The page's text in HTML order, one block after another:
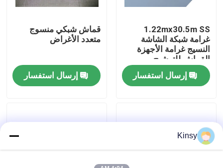
جولة في المصنع
مراقبة الجودة
اتصل بنا
القضايا
شاشة شبكة الأسلاك المنسوجة
1.22mx30.5m SS
غرامة شبكة الشاشة
النسيج غرامة الأجهزة
القماش للترشيح
إرسال استفسار
قماش شبكي منسوج
متعدد الأغراض
إرسال استفسار
Kinsy